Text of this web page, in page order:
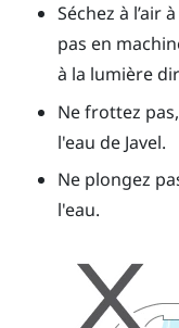
Séchez à l’air
pas en
à la lumière
Ne frottez
l'eau de Javel.
Ne plongez
l'eau.